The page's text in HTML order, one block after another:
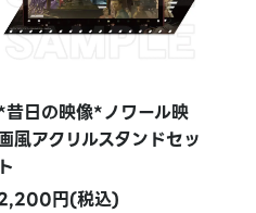
昔日の映像*ノワール映
風アクリルスタンドセッ
ト
円(税込)